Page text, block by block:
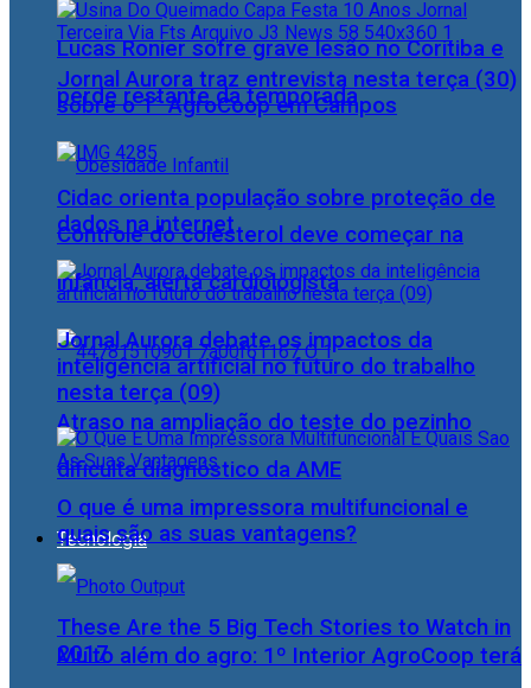
Lucas Ronier sofre grave lesão no Coritiba e
perde restante da temporada
Controle do colesterol deve começar na
infância, alerta cardiologista
Atraso na ampliação do teste do pezinho
dificulta diagnóstico da AME
Tecnologia
Muito além do agro: 1º Interior AgroCoop terá
Jornal Aurora traz entrevista nesta terça (30)
sobre o 1° AgroCoop em Campos
Cidac orienta população sobre proteção de
dados na internet
Jornal Aurora debate os impactos da
inteligência artificial no futuro do trabalho
nesta terça (09)
O que é uma impressora multifuncional e
quais são as suas vantagens?
These Are the 5 Big Tech Stories to Watch in
2017